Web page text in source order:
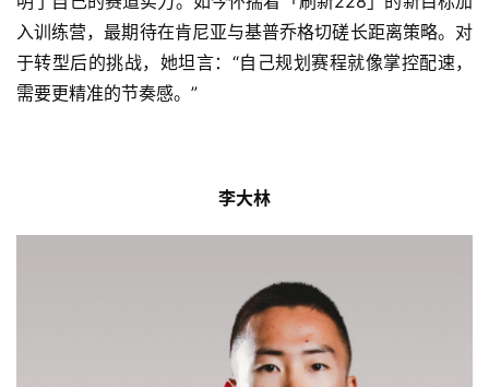
入训练营，最期待在肯尼亚与基普乔格切磋长距离策略。对
于转型后的挑战，她坦言：“自己规划赛程就像掌控配速，
需要更精准的节奏感。”
李大林